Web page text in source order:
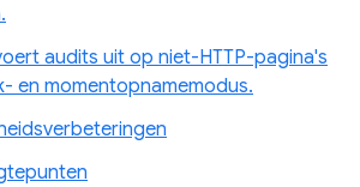
audits uit op niet-HTTP-pagina's
en momentopnamemodus.